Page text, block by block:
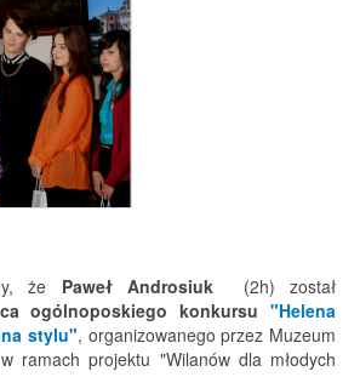
że Paweł Androsiuk
(2h) został
ogólnoposkiego konkursu"Helena
stylu", organizowanego przez Muzeum
ramach projektu "Wilanów dla młodych